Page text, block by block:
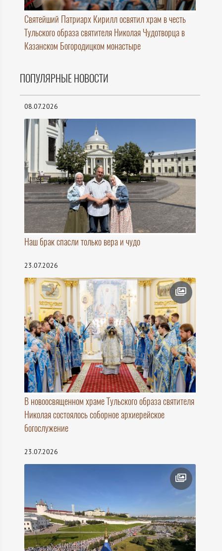
Святейший Патриарх Кирилл освятил храм в честь
Тульского образа святителя Николая Чудотворца в
Казанском Богородицком монастыре
ПОПУЛЯРНЫЕ НОВОСТИ
08.07.2026
Наш брак спасли только вера и чудо
23.07.2026
В новоосвященном храме Тульского образа святителя
Николая состоялось соборное архиерейское
богослужение
23.07.2026